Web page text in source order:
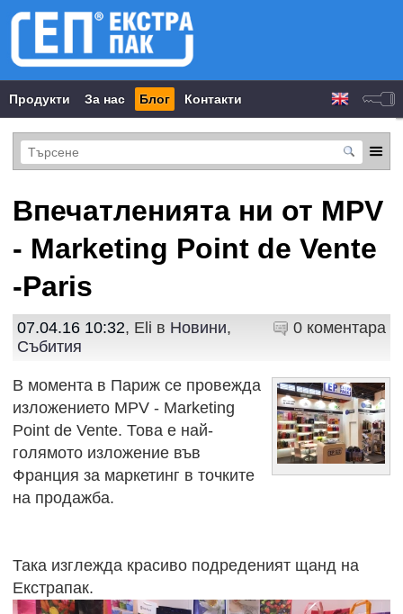
Продукти За нас Блог Контакти
Впечатленията ни от MPV
- Marketing Point de Vente
-Paris
0 коментара
07.04.16 10:32, Eli в Новини,
Събития
В момента в Париж се провежда
изложението MPV - Marketing
Point de Vente. Това е най-
голямото изложение във
Франция за маркетинг в точките
на продажба.
Така изглежда красиво подреденият щанд на
Екстрапак.